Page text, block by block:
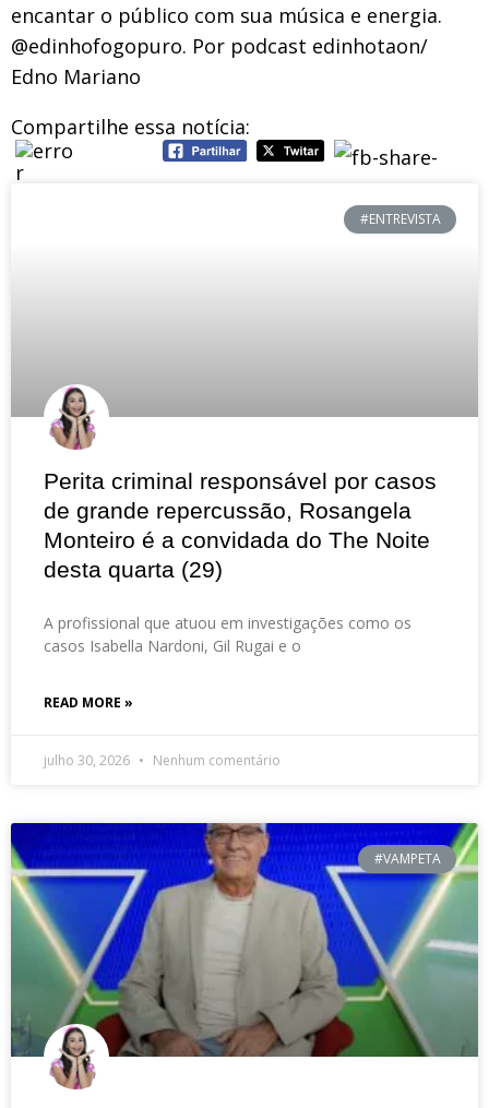
encantar o público com sua música e energia.
@edinhofogopuro. Por podcast edinhotaon/
Edno Mariano
Compartilhe essa notícia:
#ENTREVISTA
Perita criminal responsável por casos
de grande repercussão, Rosangela
Monteiro é a convidada do The Noite
desta quarta (29)
A profissional que atuou em investigações como os
casos Isabella Nardoni, Gil Rugai e o
READ MORE »
julho 30, 2026 Nenhum comentário
#VAMPETA